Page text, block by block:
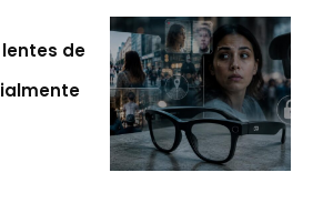
lentes de